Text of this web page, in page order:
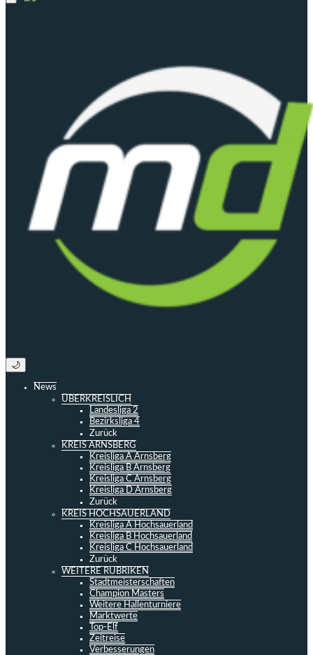
🌙
News
ÜBERKREISLICH
Landesliga 2
Bezirksliga 4
Zurück
KREIS ARNSBERG
Kreisliga A Arnsberg
Kreisliga B Arnsberg
Kreisliga C Arnsberg
Kreisliga D Arnsberg
Zurück
KREIS HOCHSAUERLAND
Kreisliga A Hochsauerland
Kreisliga B Hochsauerland
Kreisliga C Hochsauerland
Zurück
WEITERE RUBRIKEN
Stadtmeisterschaften
Champion Masters
Weitere Hallenturniere
Marktwerte
Top-Elf
Zeitreise
Verbesserungen